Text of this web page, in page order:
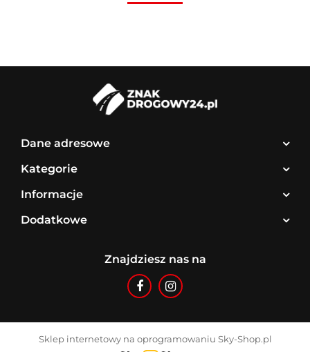
Dane adresowe
Kategorie
Informacje
Dodatkowe
Znajdziesz nas na
Sklep internetowy na oprogramowaniu Sky-Shop.pl